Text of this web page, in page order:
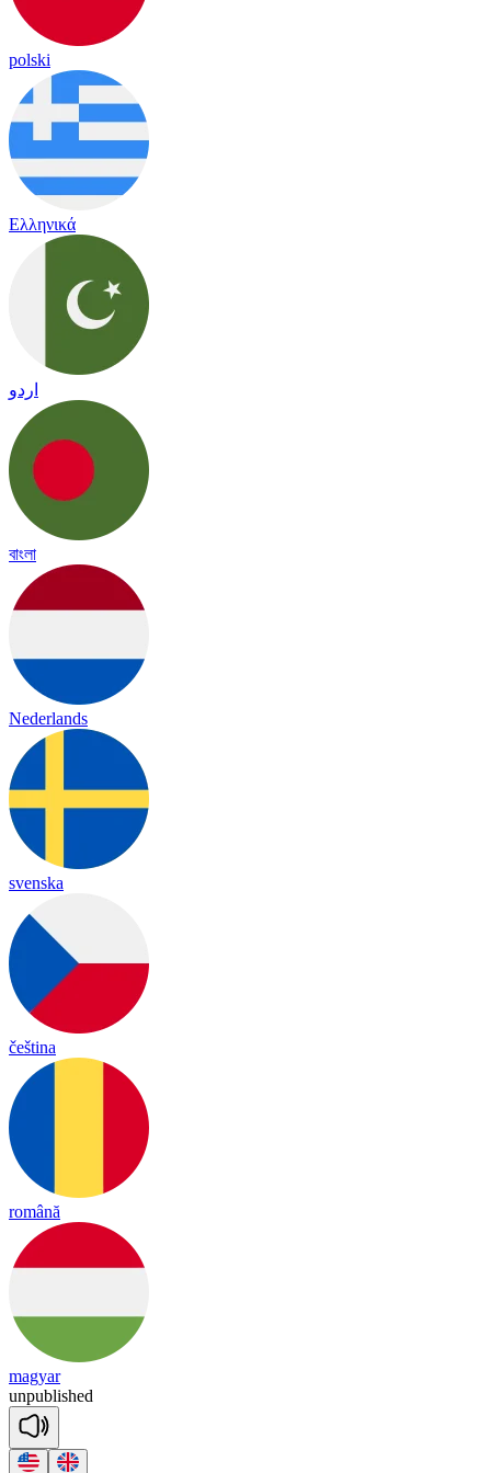
polski
Ελληνικά
اردو
বাংলা
Nederlands
svenska
čeština
română
magyar
unpublished